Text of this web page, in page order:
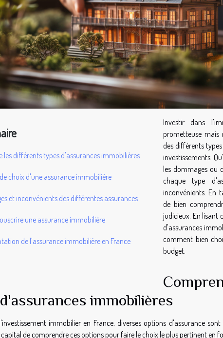
les différents types d'assurances immobilières
choix d'une assurance immobilière
et inconvénients des différentes assurances
une assurance immobilière
de l'assurance immobilière en France
Investir dans
prometteuse mais
des différents
investissements.
les dommages ou
chaque type
inconvénients. En
de bien
judicieux. En lisant
d'assurances
comment bien
budget.
immobilières
immobilier en France, diverses options d'assurance
capital de comprendre ces options pour faire le choix le plus pertinent en